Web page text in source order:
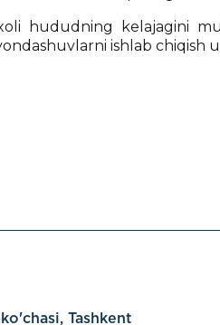
hududning kelajagini
ishlab
Tashkent